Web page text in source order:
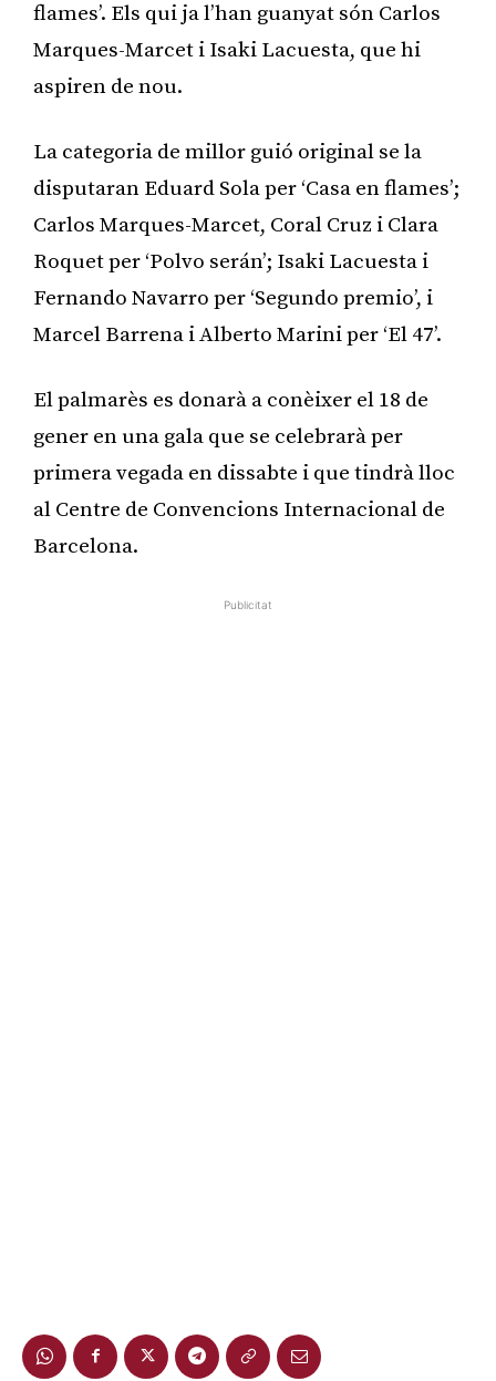
flames’. Els qui ja l’han guanyat són Carlos
Marques-Marcet i Isaki Lacuesta, que hi
aspiren de nou.
La categoria de millor guió original se la
disputaran Eduard Sola per ‘Casa en flames’;
Carlos Marques-Marcet, Coral Cruz i Clara
Roquet per ‘Polvo serán’; Isaki Lacuesta i
Fernando Navarro per ‘Segundo premio’, i
Marcel Barrena i Alberto Marini per ‘El 47’.
El palmarès es donarà a conèixer el 18 de
gener en una gala que se celebrarà per
primera vegada en dissabte i que tindrà lloc
al Centre de Convencions Internacional de
Barcelona.
Publicitat